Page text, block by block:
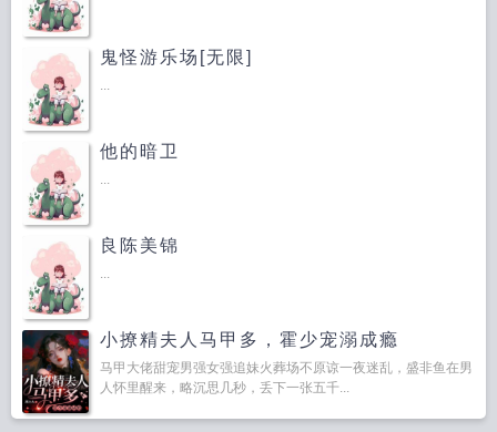
鬼怪游乐场[无限]
...
他的暗卫
...
良陈美锦
...
小撩精夫人马甲多，霍少宠溺成瘾
马甲大佬甜宠男强女强追妹火葬场不原谅一夜迷乱，盛非鱼在男
人怀里醒来，略沉思几秒，丢下一张五千...